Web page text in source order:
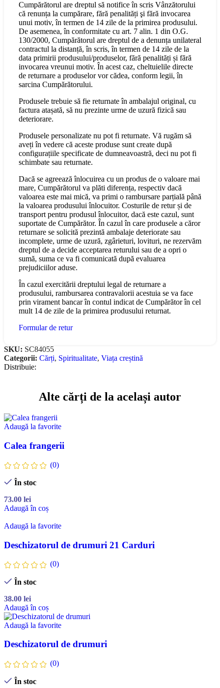
Cumpărătorul are dreptul să notifice în scris Vânzătorului
că renunța la cumpărare, fără penalități şi fără invocarea
unui motiv, în termen de 14 zile de la primirea produsului.
De asemenea, în conformitate cu art. 7 alin. 1 din O.G.
130/2000, Cumpărătorul are dreptul de a denunța unilateral
contractul la distanță, în scris, în termen de 14 zile de la
data primirii produsului/produselor, fără penalități și fără
invocarea vreunui motiv. În acest caz, cheltuielile directe
de returnare a produselor vor cădea, conform legii, în
sarcina Cumpărătorului.
Produsele trebuie să fie returnate în ambalajul original, cu
factura atașată, să nu prezinte urme de uzură fizică sau
deteriorare.
Produsele personalizate nu pot fi returnate. Vă rugăm să
aveți în vedere că aceste produse sunt create după
configurațiile specificate de dumneavoastră, deci nu pot fi
schimbate sau returnate.
Dacă se agreează înlocuirea cu un produs de o valoare mai
mare, Cumpărătorul va plăti diferența, respectiv dacă
valoarea este mai mică, va primi o rambursare parțială până
la valoarea produsului înlocuitor. Costurile de retur și de
transport pentru produsul înlocuitor, dacă este cazul, sunt
suportate de Cumpărător. În cazul în care produsele a căror
returnare se solicită prezintă ambalaje deteriorate sau
incomplete, urme de uzură, zgârieturi, lovituri, ne rezervăm
dreptul de a decide acceptarea returului sau de a opri o
sumă, suma ce va fi comunicată după evaluarea
prejudiciilor aduse.
În cazul exercitării dreptului legal de returnare a
produsului, rambursarea contravalorii acestuia se va face
prin virament bancar în contul indicat de Cumpărător în cel
mult 14 de zile de la primirea produsului returnat.
Formular de retur
SKU: SC84055
Categorii: Cărți, Spiritualitate, Viața creștină
Distribuie:
Alte cărți de la același autor
Adaugă la favorite
Calea frangerii
(0)
În stoc
73.00 lei
Adaugă în coș
Adaugă la favorite
Deschizatorul de drumuri 21 Carduri
(0)
În stoc
38.00 lei
Adaugă în coș
Adaugă la favorite
Deschizatorul de drumuri
(0)
În stoc